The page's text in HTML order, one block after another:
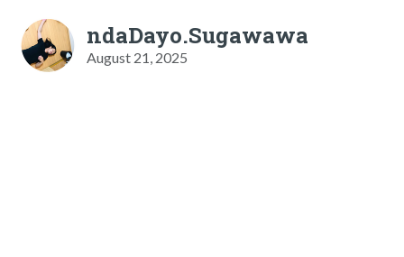
ndaDayo.Sugawawa
August 21, 2025